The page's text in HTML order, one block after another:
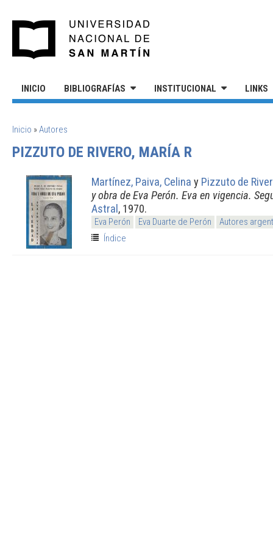
INICIO BIBLIOGRAFÍAS INSTITUCIONAL LINKS
SE ENCUENTRA USTED AQUÍ
Inicio »Autores
PIZZUTO DE RIVERO, MARÍA R
Martínez, Paiva, Celina y Pizzuto de
y obra de Eva Perón. Eva en vigencia.
Astral, 1970.
Eva Perón Eva Duarte de Perón
Autores
Índice